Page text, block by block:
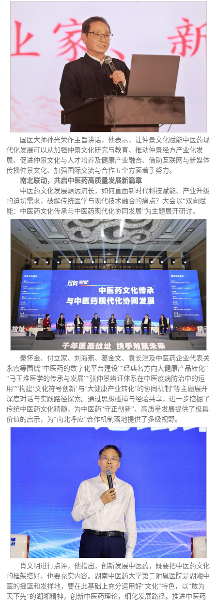
国医大师孙光荣作主旨讲话，他表示，让仲景文化赋能中医药现
代化发展可以从加强仲景文化研究与教育、推动仲景经方产业化发
展、促进仲景文化与人才培养及健康产业融合、借助互联网与新媒体
传播仲景文化、加强国际交流与合作五个方面着手努力。
南北联动，共启中医药高质量发展新篇章
中医药文化发展源远流长，如何直面新时代科技赋能、产业升级
的迫切需求，破解传统医学与现代技术融合的痛点？大会以“双向赋
能：中医药文化传承与中医药现代化协同发展”为主题展开研讨。
秦怀金、付立家、刘海燕、葛金文、袁长津及中医药企业代表关
永霞等围绕“中医药的数字化平台建设”“经典名方向大健康产品转化”
“马王堆医学的传承与发展”“张仲景辨证体系在中医疫病防治中的运
用”“构建‘文化符号创新’与‘大健康产业转化’的协同机制”等主题展开
深度对话与实践路径探索。通过思想碰撞与经验共享，进一步挖掘了
传统中医药文化精髓，为中医药“守正创新”、高质量发展提供了极具
价值的启示，为“南北呼应”合作机制落地提供了多级视野。
肖文明进行点评，他指出，创新发展中医药，既要把中医药文化
的框架搭好，也要充实内容。湖南中医药大学第二附属医院是湖湘中
医的摇篮和发祥地，要在此基础上充分运用好“文化”特色，以“敢为
天下先”的湖湘精神，创新中医药理论，细化发展路径。推进中医药